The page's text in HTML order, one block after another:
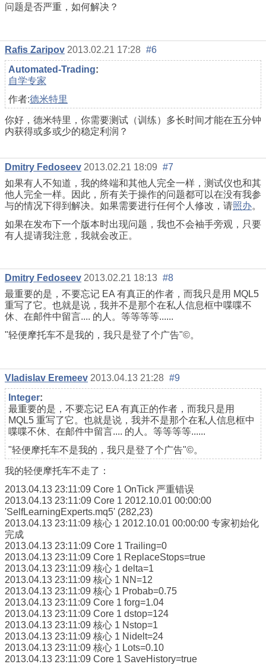
问题是否严重，如何解决？
Rafis Zaripov 2013.02.21 17:28 #6
Automated-Trading:
自学专家
作者:德米特里
你好，德米特里，你需要测试（训练）多长时间才能在五分钟
内获得或多或少的稳定利润？
Dmitry Fedoseev 2013.02.21 18:09 #7
如果有人不知道，我的终端和其他人完全一样，测试仪也和其
他人完全一样。因此，所有关于操作的问题都可以在没有我参
与的情况下得到解决。如果需要进行任何个人修改，请照办。
如果在发布下一个版本时出现问题，我也不会袖手旁观，只要
有人提请我注意，我就会改正。
Dmitry Fedoseev 2013.02.21 18:13 #8
最重要的是，不要忘记 EA 有真正的作者，而我只是用 MQL5
重写了它。也就是说，我并不是那个在私人信息框中喋喋不
休、在邮件中留言.... 的人。等等等等......
"轻便摩托车不是我的，我只是登了个广告"©。
Vladislav Eremeev 2013.04.13 21:28 #9
Integer:
最重要的是，不要忘记 EA 有真正的作者，而我只是用
MQL5 重写了它。也就是说，我并不是那个在私人信息框中
喋喋不休、在邮件中留言.... 的人。等等等等......
"轻便摩托车不是我的，我只是登了个广告"©。
我的轻便摩托车不走了：
2013.04.13 23:11:09 Core 1 OnTick 严重错误
2013.04.13 23:11:09 Core 1 2012.10.01 00:00:00
'SelfLearningExperts.mq5' (282,23)
2013.04.13 23:11:09 核心 1 2012.10.01 00:00:00 专家初始化
完成
2013.04.13 23:11:09 Core 1 Trailing=0
2013.04.13 23:11:09 Core 1 ReplaceStops=true
2013.04.13 23:11:09 核心 1 delta=1
2013.04.13 23:11:09 核心 1 NN=12
2013.04.13 23:11:09 核心 1 Probab=0.75
2013.04.13 23:11:09 Core 1 forg=1.04
2013.04.13 23:11:09 Core 1 dstop=124
2013.04.13 23:11:09 核心 1 Nstop=1
2013.04.13 23:11:09 核心 1 Nidelt=24
2013.04.13 23:11:09 核心 1 Lots=0.10
2013.04.13 23:11:09 Core 1 SaveHistory=true